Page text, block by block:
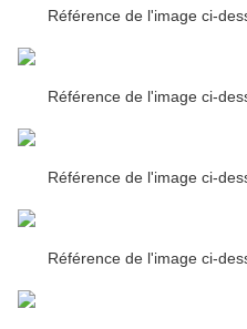
Référence de l'image ci-
Référence de l'image ci-
Référence de l'image ci-
Référence de l'image ci-